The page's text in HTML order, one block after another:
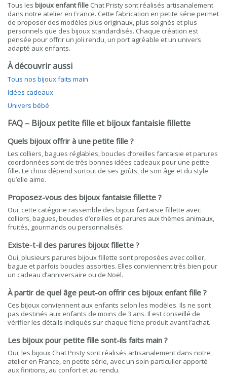
Tous les bijoux enfant fille Chat Pristy sont réalisés artisanalement
dans notre atelier en France. Cette fabrication en petite série permet
de proposer des modèles plus originaux, plus soignés et plus
personnels que des bijoux standardisés. Chaque création est
pensée pour offrir un joli rendu, un port agréable et un univers
adapté aux enfants.
À découvrir aussi
Tous nos bijoux faits main
Idées cadeaux
Univers bébé
FAQ – Bijoux petite fille et bijoux fantaisie fillette
Quels bijoux offrir à une petite fille ?
Les colliers, bagues réglables, boucles d’oreilles fantaisie et parures
coordonnées sont de très bonnes idées cadeaux pour une petite
fille. Le choix dépend surtout de ses goûts, de son âge et du style
qu’elle aime.
Proposez-vous des bijoux fantaisie fillette ?
Oui, cette catégorie rassemble des bijoux fantaisie fillette avec
colliers, bagues, boucles d’oreilles et parures aux thèmes animaux,
fruités, gourmands ou personnalisés.
Existe-t-il des parures bijoux fillette ?
Oui, plusieurs parures bijoux fillette sont proposées avec collier,
bague et parfois boucles assorties. Elles conviennent très bien pour
un cadeau d’anniversaire ou de Noël.
À partir de quel âge peut-on offrir ces bijoux enfant fille ?
Ces bijoux conviennent aux enfants selon les modèles. Ils ne sont
pas destinés aux enfants de moins de 3 ans. Il est conseillé de
vérifier les détails indiqués sur chaque fiche produit avant l’achat.
Les bijoux pour petite fille sont-ils faits main ?
Oui, les bijoux Chat Pristy sont réalisés artisanalement dans notre
atelier en France, en petite série, avec un soin particulier apporté
aux finitions, au confort et au rendu.